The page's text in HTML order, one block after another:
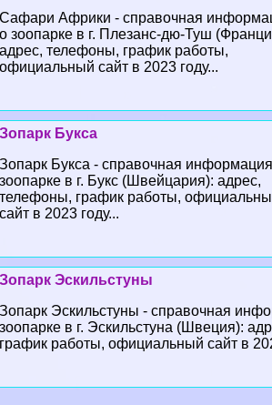
Сафари Африки - справочная
о зоопарке в г. Плезанс-дю-Туш
адрес, телефоны, график работы,
официальный сайт в 2023 году...
Зопарк Букса
Зопарк Букса - справочная
зоопарке в г. Букс (Швейцария): адрес,
телефоны, график работы,
сайт в 2023 году...
Зопарк Эскильстуны
Зопарк Эскильстуны - справочная
зоопарке в г. Эскильстуна (Швеция):
график работы, официальный сайт в